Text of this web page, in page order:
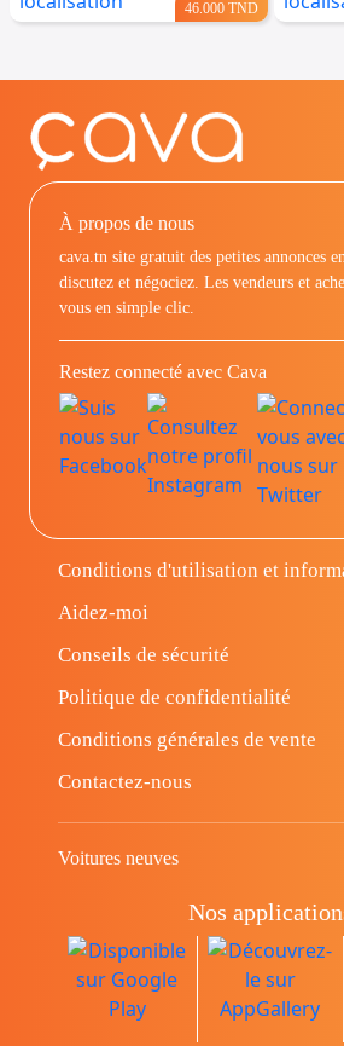
46.000 TND
À propos de nous
cava.tn site gratuit des petites annonces
discutez et négociez. Les vendeurs et
vous en simple clic.
Restez connecté avec Cava
Conditions d'utilisation et
Aidez-moi
Conseils de sécurité
Politique de confidentialité
Conditions générales de vente
Contactez-nous
Voitures neuves
Nos